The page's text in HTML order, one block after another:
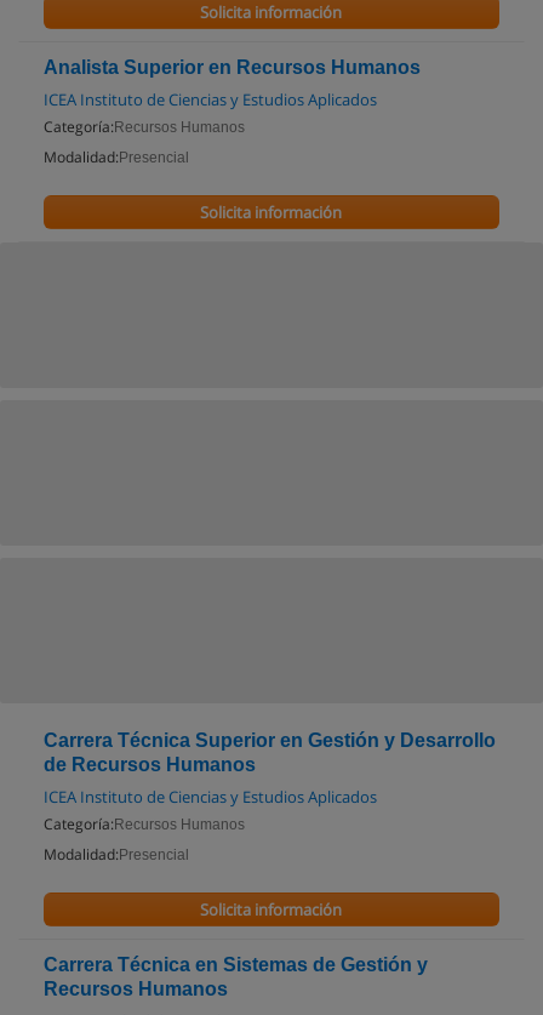
Solicita información
Analista Superior en Recursos Humanos
ICEA Instituto de Ciencias y Estudios Aplicados
Categoría: Recursos Humanos
Modalidad: Presencial
Solicita información
Carrera Técnica Superior en Gestión y Desarrollo
de Recursos Humanos
ICEA Instituto de Ciencias y Estudios Aplicados
Categoría: Recursos Humanos
Modalidad: Presencial
Solicita información
Carrera Técnica en Sistemas de Gestión y
Recursos Humanos